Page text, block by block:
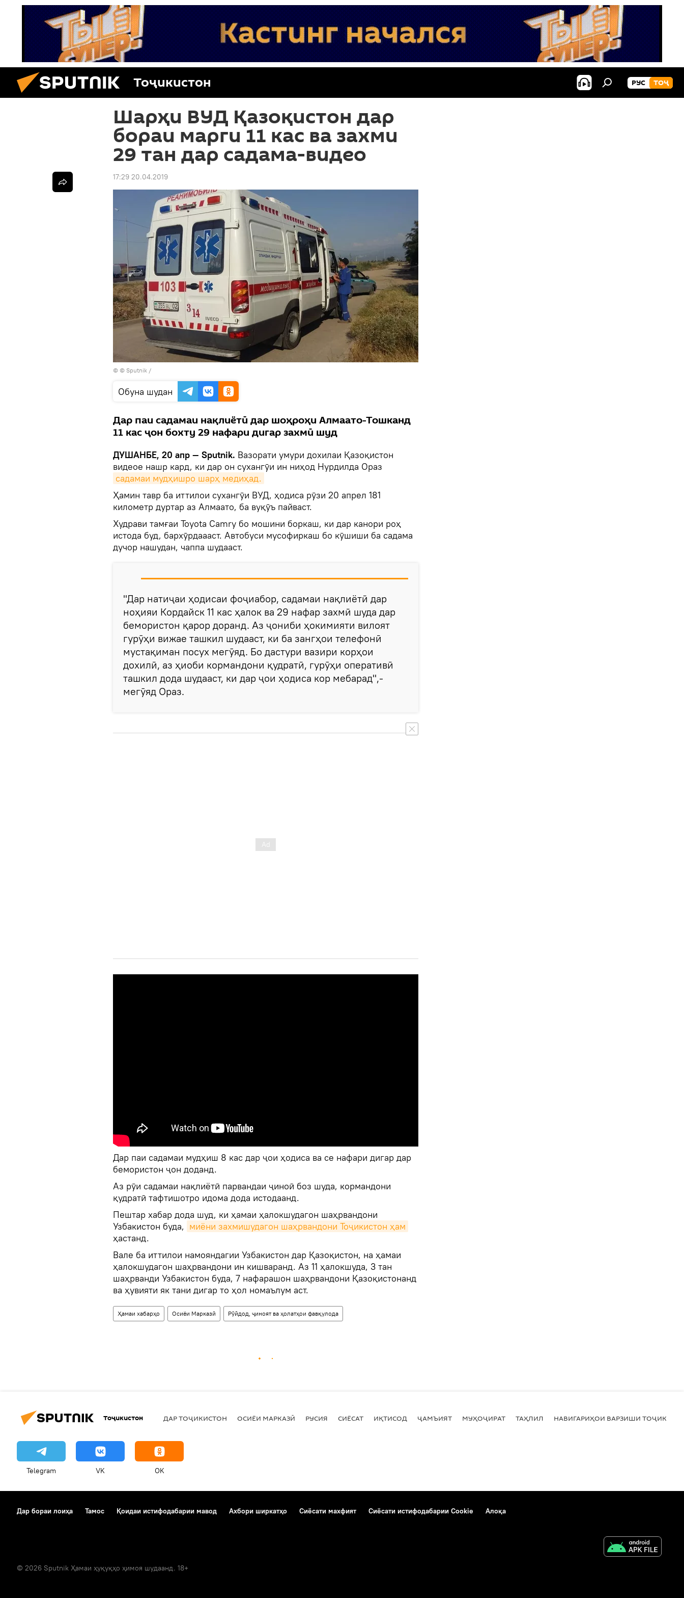
Тоҷикистон РУС ТОҶ
Шарҳи ВУД Қазоқистон дар
бораи марги 11 кас ва захми
29 тан дар садама-видео
17:29 20.04.2019
© © Sputnik /
Обуна шудан
Дар паи садамаи нақлиётӣ дар шоҳроҳи Алмаато-Тошканд
11 кас ҷон бохту 29 нафари дигар захмӣ шуд
ДУШАНБЕ, 20 апр — Sputnik. Вазорати умури дохилаи Қазоқистон
видеое нашр кард, ки дар он сухангӯи ин ниҳод Нурдилда Ораз
садамаи мудҳишро шарҳ медиҳад.
Ҳамин тавр ба иттилои сухангӯи ВУД, ҳодиса рӯзи 20 апрел 181
километр дуртар аз Алмаато, ба вуқӯъ пайваст.
Худрави тамғаи Toyota Camry бо мошини боркаш, ки дар канори роҳ
истода буд, бархӯрдаааст. Автобуси мусофиркаш бо кӯшиши ба садама
дучор нашудан, чаппа шудааст.
"Дар натиҷаи ҳодисаи фоҷиабор, садамаи нақлиётӣ дар
ноҳияи Кордайск 11 кас ҳалок ва 29 нафар захмӣ шуда дар
бемористон қарор доранд. Аз ҷониби ҳокимияти вилоят
гурӯҳи вижае ташкил шудааст, ки ба зангҳои телефонӣ
мустақиман посух мегӯяд. Бо дастури вазири корҳои
дохилӣ, аз ҳиоби кормандони қудратӣ, гурӯҳи оперативӣ
ташкил дода шудааст, ки дар ҷои ҳодиса кор мебарад",-
мегӯяд Ораз.
Дар паи садамаи мудҳиш 8 кас дар ҷои ҳодиса ва се нафари дигар дар
бемористон ҷон доданд.
Аз рӯи садамаи нақлиётӣ парвандаи ҷиноӣ боз шуда, кормандони
қудратӣ тафтишотро идома дода истодаанд.
Пештар хабар дода шуд, ки ҳамаи ҳалокшудагон шаҳрвандони
Узбакистон буда, миёни захмишудагон шаҳрвандони Тоҷикистон ҳам
ҳастанд.
Вале ба иттилои намояндагии Узбакистон дар Қазоқистон, на ҳамаи
ҳалокшудагон шаҳрвандони ин кишваранд. Аз 11 ҳалокшуда, 3 тан
шаҳрванди Узбакистон буда, 7 нафарашон шаҳрвандони Қазоқистонанд
ва ҳувияти як тани дигар то ҳол номаълум аст.
Ҳамаи хабарҳо Осиёи Марказӣ Рӯйдод, ҷиноят ва ҳолатҳои фавқулода
Тоҷикистон ДАР ТОҶИКИСТОН ОСИЁИ МАРКАЗӢ РУСИЯ СИЁСАТ ИҚТИСОД ҶАМЪИЯТ МУҲОҶИРАТ ТАҲЛИЛ НАВИГАРИҲОИ ВАРЗИШИ
Telegram VK OK
Дар бораи лоиҳа Тамос Қоидаи истифодабарии мавод Ахбори ширкатҳо Сиёсати махфият Сиёсати истифодабарии Cookie Алоқа
© 2026 Sputnik Ҳамаи ҳуқуқҳо ҳимоя шудаанд. 18+